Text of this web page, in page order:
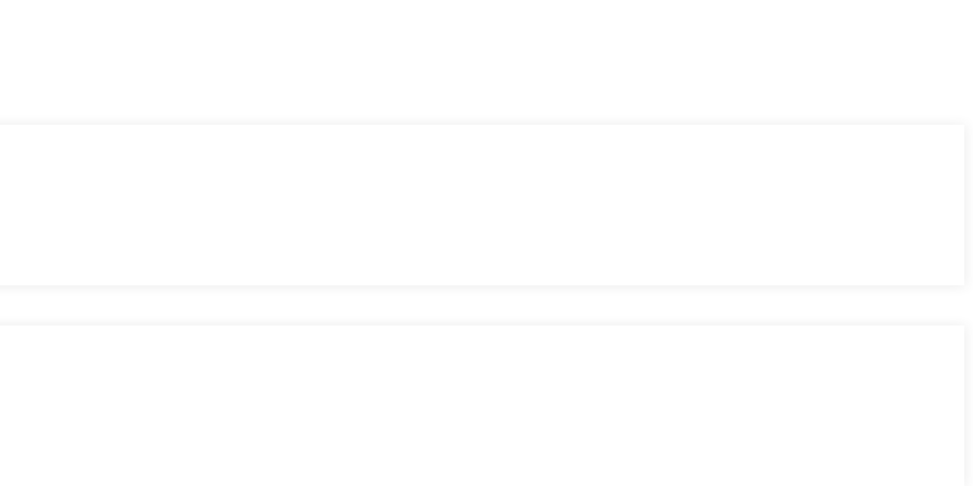
senza complicazioni.
del mercato.
piattaforme e dApp.